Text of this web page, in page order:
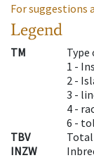
For suggestions
Legend
TM
1 -
2 -
3 -
4 -
6 -
TBV
Total
INZW